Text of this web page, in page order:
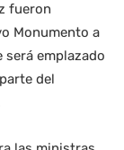
fueron
Monumento a
será emplazado
del